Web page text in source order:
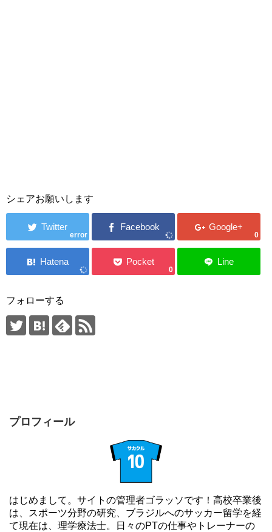
シェアお願いします
error 0
0
フォローする
プロフィール
はじめまして。サイトの管理者ゴラッソです！高校卒業後
は、スポーツ分野の研究、ブラジルへのサッカー留学を経
て現在は、理学療法士。日々のPTの仕事やトレーナーの